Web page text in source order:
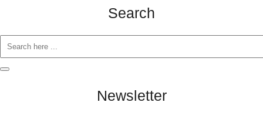
Search
Newsletter